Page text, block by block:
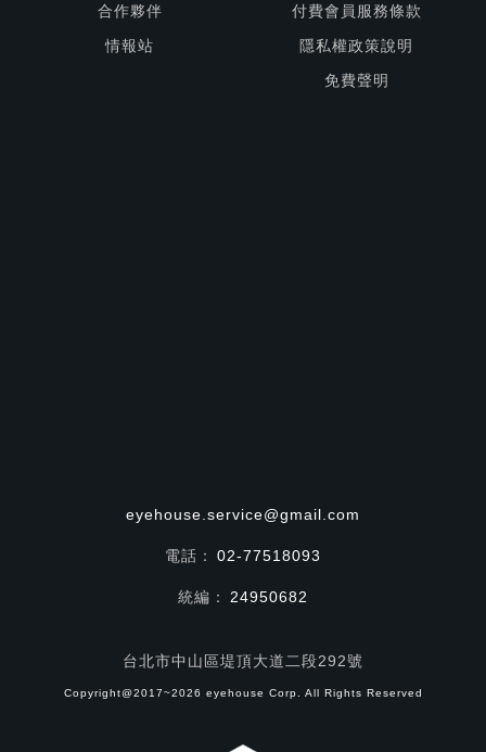
合作夥伴
情報站
付費會員服務條款
隱私權政策說明
免費聲明
eyehouse.service@gmail.com
電話： 02-77518093
統編： 24950682
台北市中山區堤頂大道二段292號
Copyright@2017~2026 eyehouse Corp. All Rights Reserved